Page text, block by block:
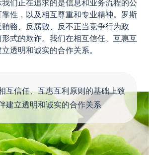
们正在追求的是信息和业务流程的公
性，以及相互尊重和专业精神。罗斯
赂、反腐败、反不正当竞争行为政
式的欺诈。我们在相互信任、互惠互
透明和诚实的合作关系。
互信任、互惠互利原则的基础上致
建立透明和诚实的合作关系